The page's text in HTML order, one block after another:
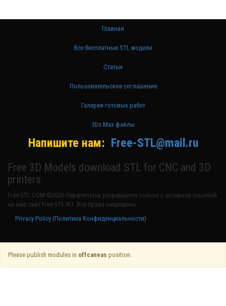
Главная
Все бесплатные STL модели
Статьи
Пользовательское соглашение
Галерея готовых работ
3Ds Max файлы
Напишите нам: Free-STL@mail.ru
Free 3D Models download STL for CNC and 3D
printers
Free-STL.COM ©2026 Перепечатка разрешается только с активной ссылкой
на наш сайт Free-STL.RU. Все права защищены.
Privacy Policy (Политика Конфиденциальности)
Please publish modules in offcanvas position.